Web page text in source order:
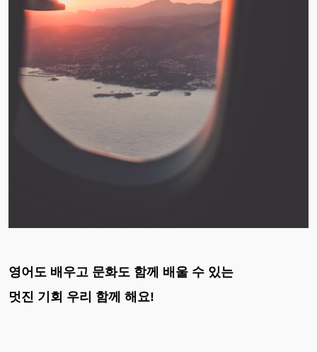
영어도 배우고 문화도 함께 배울 수 있는
멋진 기회 우리 함께 해요!